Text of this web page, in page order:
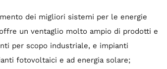
dei migliori sistemi per le energie
un ventaglio molto ampio di prodotti e
per scopo industriale, e impianti
fotovoltaici e ad energia solare;